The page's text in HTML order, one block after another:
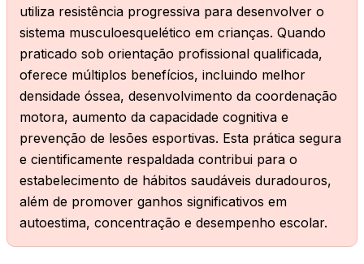
utiliza resistência progressiva para desenvolver o
sistema musculoesquelético em crianças. Quando
praticado sob orientação profissional qualificada,
oferece múltiplos benefícios, incluindo melhor
densidade óssea, desenvolvimento da coordenação
motora, aumento da capacidade cognitiva e
prevenção de lesões esportivas. Esta prática segura
e cientificamente respaldada contribui para o
estabelecimento de hábitos saudáveis duradouros,
além de promover ganhos significativos em
autoestima, concentração e desempenho escolar.